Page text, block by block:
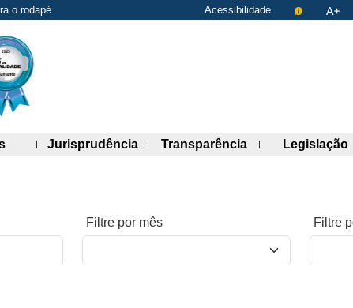
o rodapé Acessibilidade
(abre painel de links)
Jurisprudência(abre painel de links)
Transparência (abre painel de
Legislação
Filtre por mês Filtre